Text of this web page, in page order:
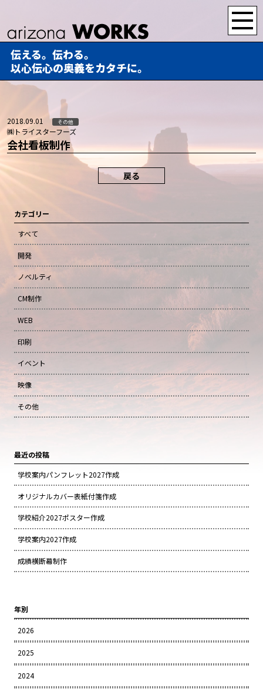
伝える。伝わる。
以心伝心の奥義をカタチに。
2018.09.01 その他
㈱トライスターフーズ
会社看板制作
戻る
カテゴリー
すべて
開発
ノベルティ
CM制作
WEB
印刷
イベント
映像
その他
最近の投稿
学校案内パンフレット2027作成
オリジナルカバー表紙付箋作成
学校紹介2027ポスター作成
学校案内2027作成
成績横断幕制作
年別
2026
2025
2024